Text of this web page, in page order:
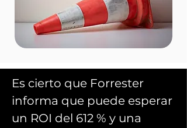
Es cierto que Forrester
informa que puede esperar
un ROI del 612 % y una